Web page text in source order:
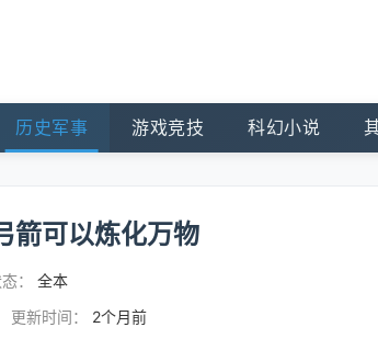
历史军事 游戏竞技 科幻小说
箭可以炼化万物
：
全本
更新时间： 2个月前